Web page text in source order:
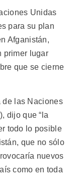
Unidas
para su plan
Afganistán,
primer lugar
que se cierne
de las Naciones
dijo que “la
todo lo posible
que no sólo
nuevos
como en toda